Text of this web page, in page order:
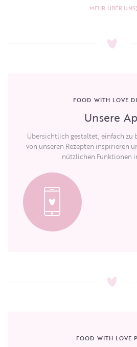
MEHR ÜBER UNS
FOOD WITH LOVE
Unsere
Übersichtlich gestaltet, einfach zu
von unseren Rezepten inspirieren
nützlichen Funktionen
FOOD WITH LOVE